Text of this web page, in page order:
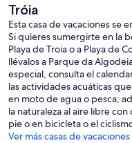
Tróia
Esta casa de vacaciones se
Si quieres sumergirte en la
Playa de Troia o a Playa de
llévalos a Parque da
especial, consulta el
las actividades acuáticas
en moto de agua o pesca;
la naturaleza al aire libre
pie o en bicicleta o el
Ver más casas de